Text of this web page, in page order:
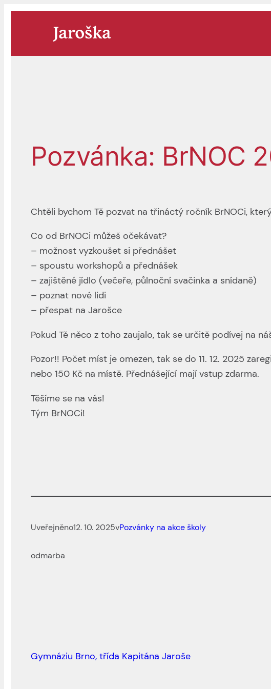
Pozvánka: BrNOC
Chtěli bychom Tě pozvat na třináctý ročník BrNOCi,
Co od BrNOCi můžeš očekávat?
– možnost vyzkoušet si přednášet
– spoustu workshopů a přednášek
– zajištěné jídlo (večeře, půlnoční svačinka a snídaně)
– poznat nové lidi
– přespat na Jarošce
Pokud Tě něco z toho zaujalo, tak se určitě podívej na
Pozor!! Počet míst je omezen, tak se do 11. 12. 2025
nebo 150 Kč na místě. Přednášející mají vstup zdarma.
Těšíme se na vás!
Tým BrNOCi!
Uveřejněno12. 10. 2025vPozvánky na akce školy
odmarba
Gymnáziu Brno, třída Kapitána Jaroše